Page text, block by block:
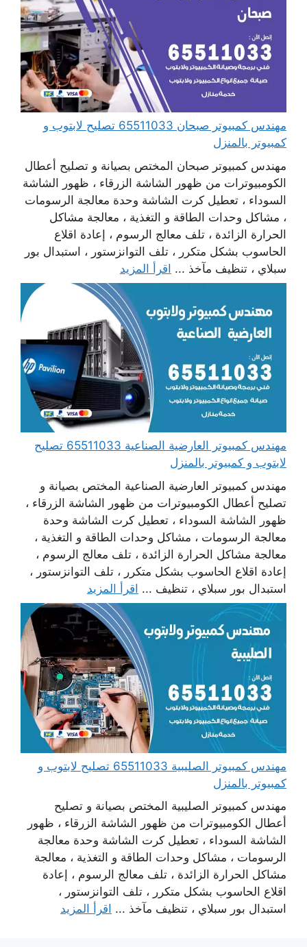
مهندس كمبيوتر صبحان 65511033 تصليح لابتوب و
كمبيوتر بالمنزل
مهندس كمبيوتر صبحان المختص بصيانة و تصليح أعطال
الكومبيوترات من ظهور الشاشة الزرقاء ، ظهور الشاشة
السوداء ، تعطيل كرت الشاشة وحدة معالجة الرسومات
، مشاكل وحدات الطاقة و التغذية ، معالجة مشاكل
الحرارة الزائدة ، تلف معالج الرسوم ، إعادة اقلاع
الحاسوب بشكل متكرر ، تلف التوانزستور ، استبدال بور
سبلاي ، تنظيف مآخذ ... اقرأ المزيد
مهندس كمبيوتر العارضية الصناعية 65511033 تصليح
لابتوب و كمبيوتر بالمنزل
مهندس كمبيوتر العارضية الصناعية المختص بصيانة و
تصليح أعطال الكومبيوترات من ظهور الشاشة الزرقاء ،
ظهور الشاشة السوداء ، تعطيل كرت الشاشة وحدة
معالجة الرسومات ، مشاكل وحدات الطاقة و التغذية ،
معالجة مشاكل الحرارة الزائدة ، تلف معالج الرسوم ،
إعادة اقلاع الحاسوب بشكل متكرر ، تلف التوانزستور ،
استبدال بور سبلاي ، تنظيف ... اقرأ المزيد
مهندس كمبيوتر الصليبية 65511033 تصليح لابتوب و
كمبيوتر بالمنزل
مهندس كمبيوتر الصليبية المختص بصيانة و تصليح
أعطال الكومبيوترات من ظهور الشاشة الزرقاء ، ظهور
الشاشة السوداء ، تعطيل كرت الشاشة وحدة معالجة
الرسومات ، مشاكل وحدات الطاقة و التغذية ، معالجة
مشاكل الحرارة الزائدة ، تلف معالج الرسوم ، إعادة
اقلاع الحاسوب بشكل متكرر ، تلف التوانزستور ،
استبدال بور سبلاي ، تنظيف مآخذ ... اقرأ المزيد